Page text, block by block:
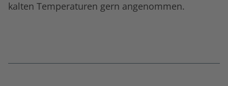
kalten Temperaturen gern angenommen.